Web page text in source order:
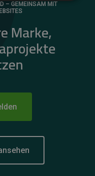
– GEMEINSAM MIT
Marke,